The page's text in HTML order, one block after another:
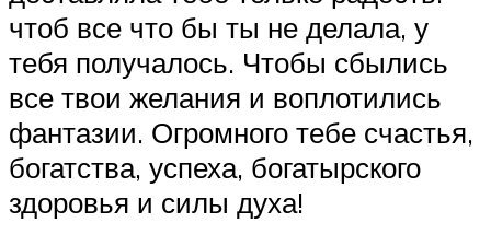
чтоб все что бы ты не делала, у
тебя получалось. Чтобы сбылись
все твои желания и воплотились
фантазии. Огромного тебе счастья,
богатства, успеха, богатырского
здоровья и силы духа!